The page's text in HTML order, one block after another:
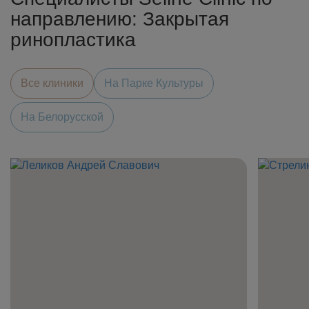
направлению: Закрытая
ринопластика
Все клиники На Парке Культуры
На Белорусской